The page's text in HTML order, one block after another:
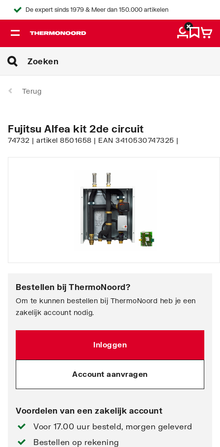
De expert sinds 1979 & Meer dan 150.000 artikelen
Terug
Fujitsu Alfea kit 2de circuit
74732 | artikel 8501658 | EAN 3410530747325 |
Bestellen bij ThermoNoord?
Om te kunnen bestellen bij ThermoNoord heb je een
zakelijk account nodig.
Inloggen
Account aanvragen
Voordelen van een zakelijk account
Voor 17.00 uur besteld, morgen geleverd
Bestellen op rekening